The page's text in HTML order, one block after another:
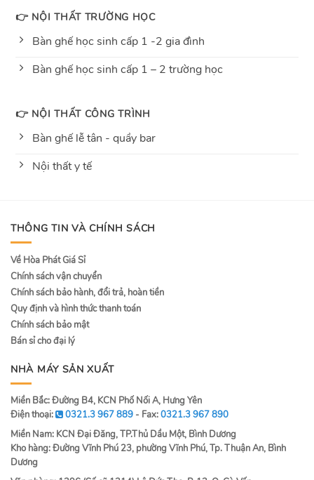
👉 NỘI THẤT TRƯỜNG HỌC
Bàn ghế học sinh cấp 1 -2 gia đình
Bàn ghế học sinh cấp 1 – 2 trường học
👉 NỘI THẤT CÔNG TRÌNH
Bàn ghế lễ tân - quầy bar
Nội thất y tế
THÔNG TIN VÀ CHÍNH SÁCH
Về Hòa Phát Giá Sỉ
Chính sách vận chuyển
Chính sách bảo hành, đổi trả, hoàn tiền
Quy định và hình thức thanh toán
Chính sách bảo mật
Bán sỉ cho đại lý
NHÀ MÁY SẢN XUẤT
Miền Bắc: Đường B4, KCN Phố Nối A, Hưng Yên
Điện thoại:
0321.3 967 889 - Fax:0321.3 967 890
Miền Nam: KCN Đại Đăng, TP.Thủ Dầu Một, Bình Dương
Kho hàng: Đường Vĩnh Phú 23, phường Vĩnh Phú, Tp. Thuận An, Bình
Dương